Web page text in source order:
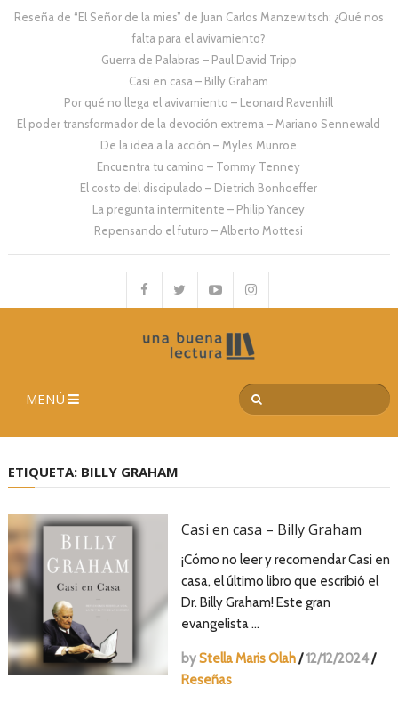
Reseña de “El Señor de la mies” de Juan Carlos Manzewitsch: ¿Qué nos
falta para el avivamiento?
Guerra de Palabras – Paul David Tripp
Casi en casa – Billy Graham
Por qué no llega el avivamiento – Leonard Ravenhill
El poder transformador de la devoción extrema – Mariano Sennewald
De la idea a la acción – Myles Munroe
Encuentra tu camino – Tommy Tenney
El costo del discipulado – Dietrich Bonhoeffer
La pregunta intermitente – Philip Yancey
Repensando el futuro – Alberto Mottesi
MENÚ
ETIQUETA: BILLY GRAHAM
Casi en casa – Billy Graham
¡Cómo no leer y recomendar Casi en
casa, el último libro que escribió el
Dr. Billy Graham! Este gran
evangelista …
byStella Maris Olah/ 12/12/2024/
Reseñas